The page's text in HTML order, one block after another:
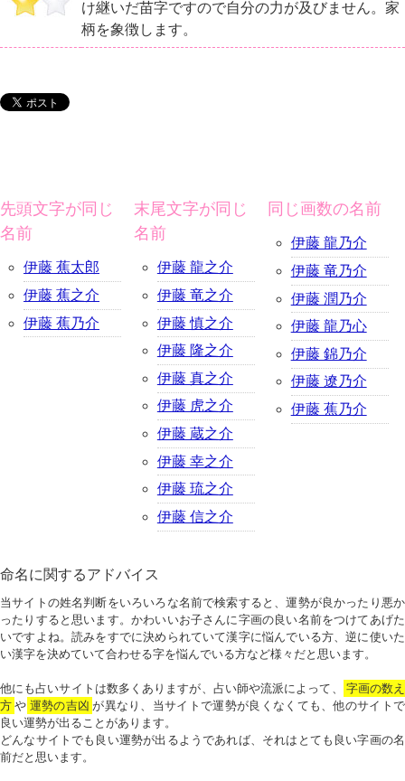
け継いだ苗字ですので自分の力が及びません。家
柄を象徴します。
先頭文字が同じ
名前
伊藤 蕉太郎
伊藤 蕉之介
伊藤 蕉乃介
末尾文字が同じ
名前
伊藤 龍之介
伊藤 竜之介
伊藤 慎之介
伊藤 隆之介
伊藤 真之介
伊藤 虎之介
伊藤 蔵之介
伊藤 幸之介
伊藤 琉之介
伊藤 信之介
同じ画数の名前
伊藤 龍乃介
伊藤 竜乃介
伊藤 潤乃介
伊藤 龍乃心
伊藤 錦乃介
伊藤 遼乃介
伊藤 蕉乃介
命名に関するアドバイス
当サイトの姓名判断をいろいろな名前で検索すると、運勢が良かったり悪か
ったりすると思います。かわいいお子さんに字画の良い名前をつけてあげた
いですよね。読みをすでに決められていて漢字に悩んでいる方、逆に使いた
い漢字を決めていて合わせる字を悩んでいる方など様々だと思います。
他にも占いサイトは数多くありますが、占い師や流派によって、
字画の数え
方 や 運勢の吉凶 が異なり、当サイトで運勢が良くなくても、他のサイトで
良い運勢が出ることがあります。
どんなサイトでも良い運勢が出るようであれば、それはとても良い字画の名
前だと思います。